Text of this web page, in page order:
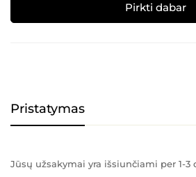
Pirkti dabar
Pristatymas
Jūsų užsakymai yra išsiunčiami per 1-3